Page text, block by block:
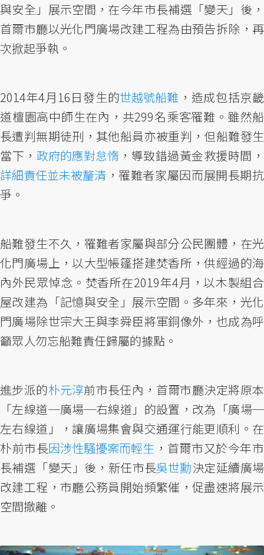
與安全」展示空間，在今年市長補選「變天」後，
首爾市廳以光化門廣場改建工程為由預告拆除，再
次掀起爭執。
2014年4月16日發生的世越號船難 ，造成包括京畿
道檀園高中師生在內，共299名乘客罹難。雖然船
長遭判無期徒刑，其他船員亦被重判，但船難發生
當下， 政府的應對怠惰 ，導致錯過黃金救援時間，
詳細責任並未被釐清 ，罹難者家屬因而展開長期抗
爭。
船難發生不久，罹難者家屬與部分公民團體，在光
化門廣場上，以大型帳篷搭建焚香所，供經過的海
內外民眾悼念。焚香所在2019年4月，以木製組合
屋改建為「記憶與安全」展示空間。多年來，光化
門廣場除世宗大王與李舜臣將軍銅像外，也成為呼
籲眾人勿忘船難責任歸屬的據點。
進步派的朴元淳前市長任內，首爾市廳決定將原本
「左線道─廣場─右線道」的設置，改為「廣場─
左右線道」，讓廣場集會與交通運行能更順利。在
朴前市長因涉性騷擾案而輕生 ，首爾市又於今年市
長補選「變天」後，新任市長吳世勳決定延續廣場
改建工程，市廳公務員開始頻繁催，促盡速將展示
空間撤離。